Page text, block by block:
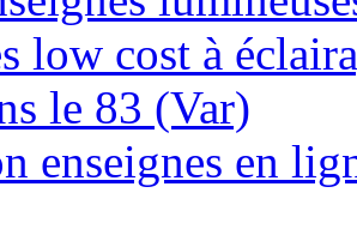
low cost à
le 83 (Var)
enseignes en